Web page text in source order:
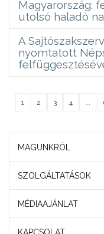
Magyarország:
utolsó haladó
A
nyomtatott
1 2 3 4 ...
MAGUNKRÓL
SZOLGÁLTATÁSOK
MÉDIAAJÁNLAT
KAPCSOLAT